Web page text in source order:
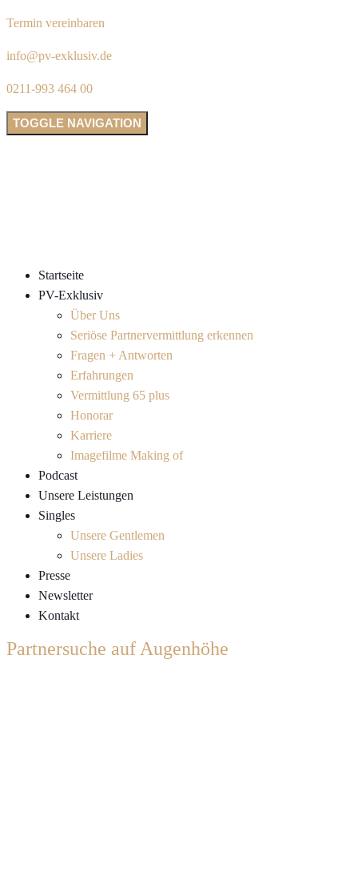
Termin vereinbaren
info@pv-exklusiv.de
0211-993 464 00
TOGGLE NAVIGATION
Startseite
PV-Exklusiv
Über Uns
Seriöse Partnervermittlung erkennen
Fragen + Antworten
Erfahrungen
Vermittlung 65 plus
Honorar
Karriere
Imagefilme Making of
Podcast
Unsere Leistungen
Singles
Unsere Gentlemen
Unsere Ladies
Presse
Newsletter
Kontakt
Partnersuche auf Augenhöhe